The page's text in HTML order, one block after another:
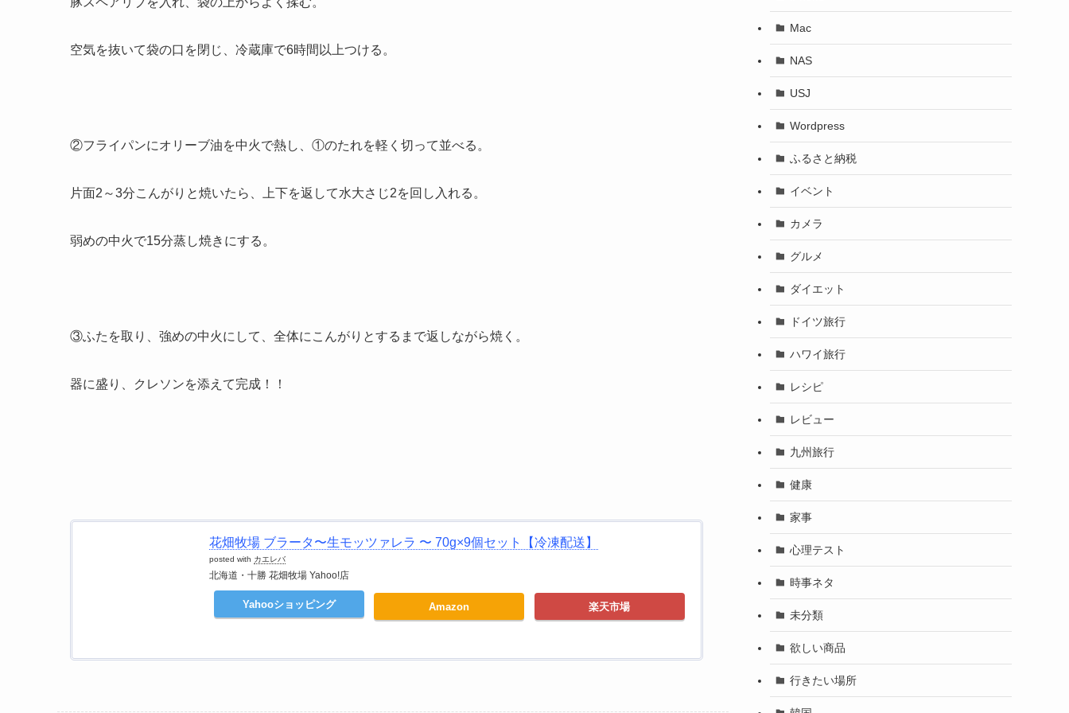
空気を抜いて袋の口を閉じ、冷蔵庫で6時間以上つける。
②フライパンにオリーブ油を中火で熱し、①のたれを軽く切って並べる。
片面2～3分こんがりと焼いたら、上下を返して水大さじ2を回し入れる。
弱めの中火で15分蒸し焼きにする。
③ふたを取り、強めの中火にして、全体にこんがりとするまで返しながら焼く。
器に盛り、クレソンを添えて完成！！
花畑牧場 ブラータ〜生モッツァレラ 〜 70g×9個セット【冷凍配送】
posted with カエレバ
北海道・十勝 花畑牧場 Yahoo!店
Yahooショッピング Amazon 楽天市場
Mac
NAS
USJ
Wordpress
ふるさと納税
イベント
カメラ
グルメ
ダイエット
ドイツ旅行
ハワイ旅行
レシピ
レビュー
九州旅行
健康
家事
心理テスト
時事ネタ
未分類
欲しい商品
行きたい場所